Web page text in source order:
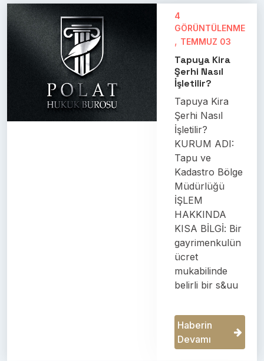
4
GÖRÜNTÜLENME
, TEMMUZ 03
Tapuya Kira
Şerhi Nasıl
İşletilir?
Tapuya Kira
Şerhi Nasıl
İşletilir?
KURUM ADI:
Tapu ve
Kadastro Bölge
Müdürlüğü
İŞLEM
HAKKINDA
KISA BİLGİ: Bir
gayrimenkulün
ücret
mukabilinde
belirli bir s&uu
Haberin
Devamı